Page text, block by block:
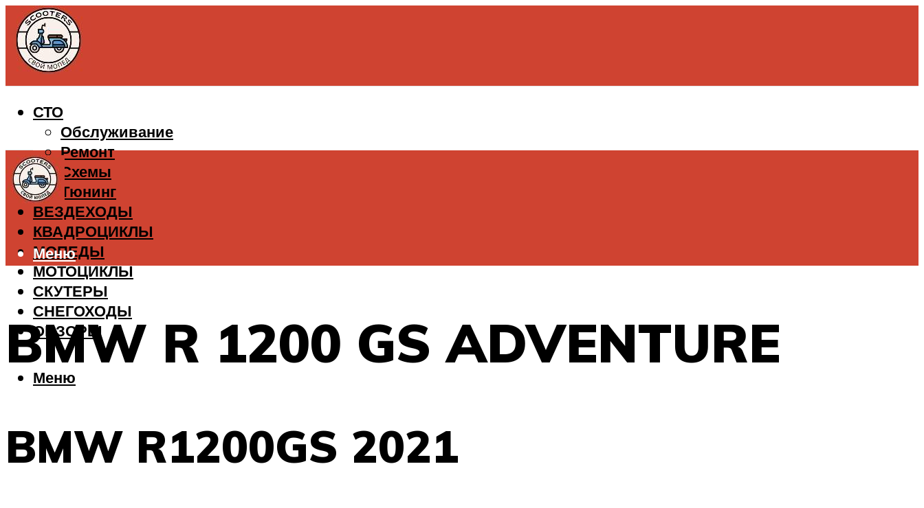
СТО
Обслуживание
Ремонт
Схемы
Тюнинг
ВЕЗДЕХОДЫ
КВАДРОЦИКЛЫ
МОПЕДЫ
МОТОЦИКЛЫ
СКУТЕРЫ
СНЕГОХОДЫ
ОБЗОРЫ
Меню
Меню
BMW R 1200 GS ADVENTURE
BMW R1200GS 2021